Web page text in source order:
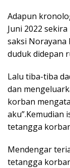
Adapun
Juni 2022
saksi Norayana
duduk didepan
Lalu tiba-tiba
dan
korban
tetangga
Mendengar
tetangga